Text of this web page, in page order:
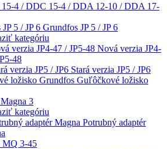
4 / DDC 15-4 / DDA 12-10 / DDA 17-
Grundfos JP 5 / JP 6
kategóriu
Nová verzia JP4-
48
Stará verzia JP5 / JP6
Guľôčkové ložisko
Magna 3
kategóriu
Potrubný adaptér
MQ 3-45